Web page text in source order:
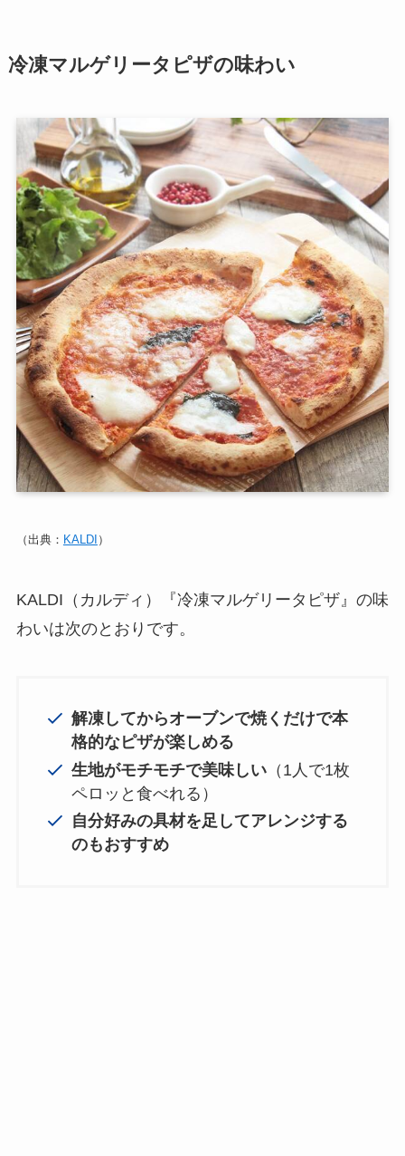
冷凍マルゲリータピザの味わい
（出典： KALDI ）
KALDI（カルディ）『冷凍マルゲリータピザ』の味
わいは次のとおりです。
解凍してからオーブンで焼くだけで本
格的なピザが楽しめる
生地がモチモチで美味しい （1人で1枚
ペロッと食べれる）
自分好みの具材を足してアレンジする
のもおすすめ